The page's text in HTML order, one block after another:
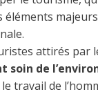
éléments
attirés par
soin de
travail de